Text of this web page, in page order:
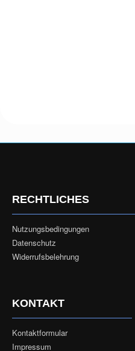
RECHTLICHES
Nutzungsbedingungen
Datenschutz
Widerrufsbelehrung
KONTAKT
Kontaktformular
Impressum